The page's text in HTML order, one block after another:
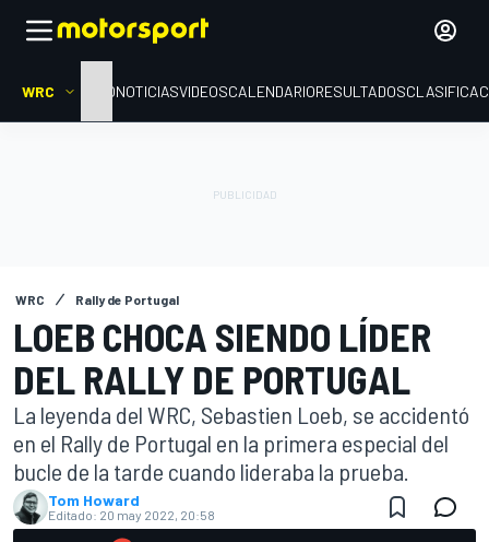
WRC INICIONOTICIASVIDEOSCALENDARIORESULTADOS
WRC Rally de Portugal
LOEB CHOCA SIENDO LÍDER
DEL RALLY DE PORTUGAL
La leyenda del WRC, Sebastien Loeb, se accidentó
en el Rally de Portugal en la primera especial del
bucle de la tarde cuando lideraba la prueba.
Tom Howard
Editado: 20 may 2022, 20:58